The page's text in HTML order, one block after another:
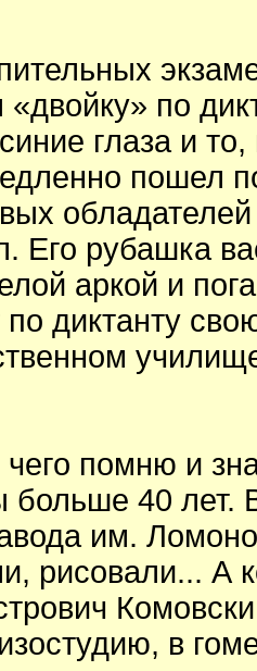
«двойку» по
глаза и
пошел
Его рубашка
аркой и
по диктанту
чего помню и
больше 40 лет.
им.
рисовали... А
в